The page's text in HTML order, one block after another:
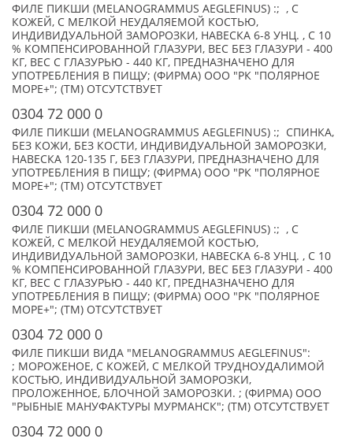
ФИЛЕ ПИКШИ (MELANOGRAMMUS AEGLEFINUS) :; , С
КОЖЕЙ, С МЕЛКОЙ НЕУДАЛЯЕМОЙ КОСТЬЮ,
ИНДИВИДУАЛЬНОЙ ЗАМОРОЗКИ, НАВЕСКА 6-8 УНЦ. , С 10
% КОМПЕНСИРОВАННОЙ ГЛАЗУРИ, ВЕС БЕЗ ГЛАЗУРИ - 400
КГ, ВЕС С ГЛАЗУРЬЮ - 440 КГ, ПРЕДНАЗНАЧЕНО ДЛЯ
УПОТРЕБЛЕНИЯ В ПИЩУ; (ФИРМА) ООО "РК "ПОЛЯРНОЕ
МОРЕ+"; (TM) ОТСУТСТВУЕТ
0304 72 000 0
ФИЛЕ ПИКШИ (MELANOGRAMMUS AEGLEFINUS) :; СПИНКА,
БЕЗ КОЖИ, БЕЗ КОСТИ, ИНДИВИДУАЛЬНОЙ ЗАМОРОЗКИ,
НАВЕСКА 120-135 Г, БЕЗ ГЛАЗУРИ, ПРЕДНАЗНАЧЕНО ДЛЯ
УПОТРЕБЛЕНИЯ В ПИЩУ; (ФИРМА) ООО "РК "ПОЛЯРНОЕ
МОРЕ+"; (TM) ОТСУТСТВУЕТ
0304 72 000 0
ФИЛЕ ПИКШИ (MELANOGRAMMUS AEGLEFINUS) :; , С
КОЖЕЙ, С МЕЛКОЙ НЕУДАЛЯЕМОЙ КОСТЬЮ,
ИНДИВИДУАЛЬНОЙ ЗАМОРОЗКИ, НАВЕСКА 6-8 УНЦ. , С 10
% КОМПЕНСИРОВАННОЙ ГЛАЗУРИ, ВЕС БЕЗ ГЛАЗУРИ - 400
КГ, ВЕС С ГЛАЗУРЬЮ - 440 КГ, ПРЕДНАЗНАЧЕНО ДЛЯ
УПОТРЕБЛЕНИЯ В ПИЩУ; (ФИРМА) ООО "РК "ПОЛЯРНОЕ
МОРЕ+"; (TM) ОТСУТСТВУЕТ
0304 72 000 0
ФИЛЕ ПИКШИ ВИДА "MELANOGRAMMUS AEGLEFINUS":
; МОРОЖЕНОЕ, С КОЖЕЙ, С МЕЛКОЙ ТРУДНОУДАЛИМОЙ
КОСТЬЮ, ИНДИВИДУАЛЬНОЙ ЗАМОРОЗКИ,
ПРОЛОЖЕННОЕ, БЛОЧНОЙ ЗАМОРОЗКИ. ; (ФИРМА) ООО
"РЫБНЫЕ МАНУФАКТУРЫ МУРМАНСК"; (TM) ОТСУТСТВУЕТ
0304 72 000 0